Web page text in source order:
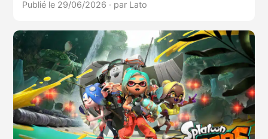
Publié le 29/06/2026 · par Lato